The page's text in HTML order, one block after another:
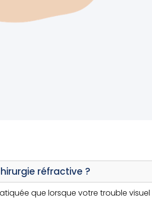
réfractive ?
que lorsque votre trouble